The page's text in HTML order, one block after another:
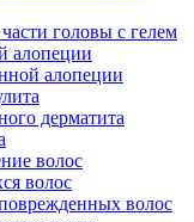
головы с гелем
алопеции
алопеции
дерматита
волос
волос
волос